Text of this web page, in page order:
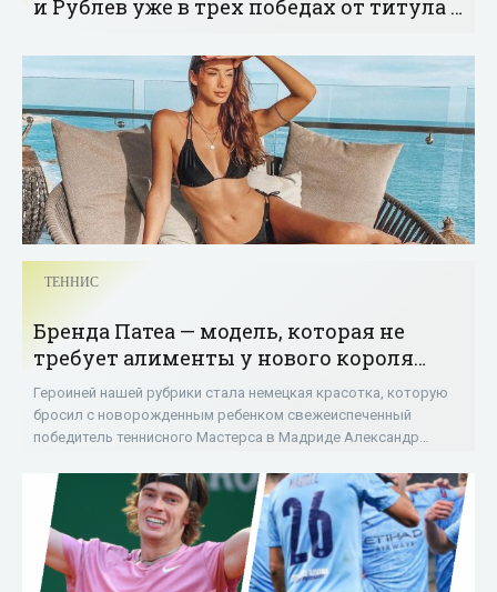
и Рублев уже в трех победах от титула -
ТЕННИС
Бренда Патеа — модель, которая не
требует алименты у нового короля
грунта Зверева. Ставка на красоту #26 -
«Теннис»
Героиней нашей рубрики стала немецкая красотка, которую
бросил с новорожденным ребенком свежеиспеченный
победитель теннисного Мастерса в Мадриде Александр